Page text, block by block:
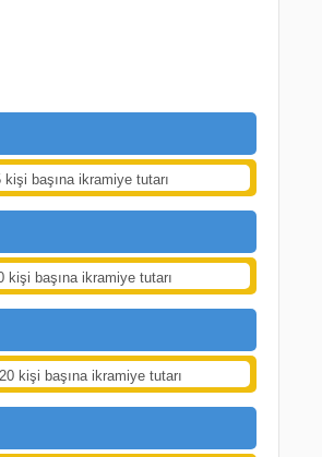
kişi başına ikramiye tutarı
kişi başına ikramiye tutarı
kişi başına ikramiye tutarı